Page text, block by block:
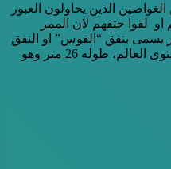
الذين يحاولون العبور
او لقوا حتفهم لان الممر
يسمى بنفق “القوس” او النفق
الازرق المميت لان الاخطر على مستوى العالم، طوله 26 متر وهو